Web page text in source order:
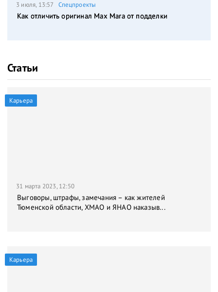
3 июля, 13:57 Спецпроекты
Как отличить оригинал Max Mara от подделки
Статьи
Карьера
31 марта 2023, 12:50
Выговоры, штрафы, замечания – как жителей
Тюменской области, ХМАО и ЯНАО наказыв...
Карьера